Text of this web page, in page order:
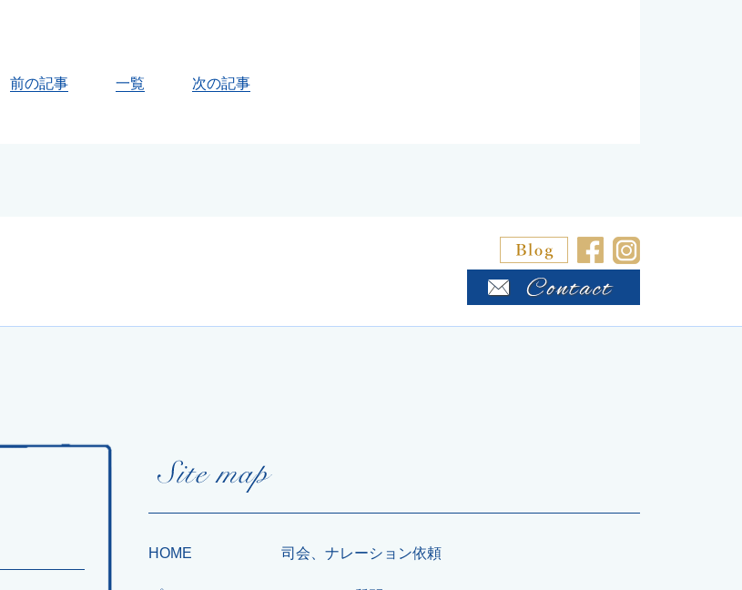
前の記事 一覧 次の記事
HOME 司会、ナレーション依頼